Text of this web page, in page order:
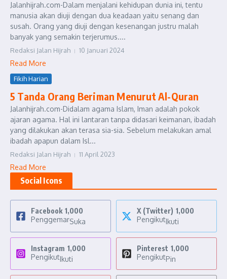
Jalanhijrah.com-Dalam menjalani kehidupan dunia ini, tentu
manusia akan diuji dengan dua keadaan yaitu senang dan
susah. Orang yang diuji dengan kesenangan justru malah
banyak yang semakin terjerumus....
Redaksi Jalan Hijrah 10 Januari 2024
Read More
Fikih Harian
5 Tanda Orang Beriman Menurut Al-Quran
Jalanhijrah.com-Didalam agama Islam, Iman adalah pokok
ajaran agama. Hal ini lantaran tanpa didasari keimanan, ibadah
yang dilakukan akan terasa sia-sia. Sebelum melakukan amal
ibadah apapun dalam Isl...
Redaksi Jalan Hijrah 11 April 2023
Read More
Social Icons
Facebook 1,000
PenggemarSuka
X (Twitter) 1,000
PengikutIkuti
Instagram 1,000
PengikutIkuti
Pinterest 1,000
PengikutPin